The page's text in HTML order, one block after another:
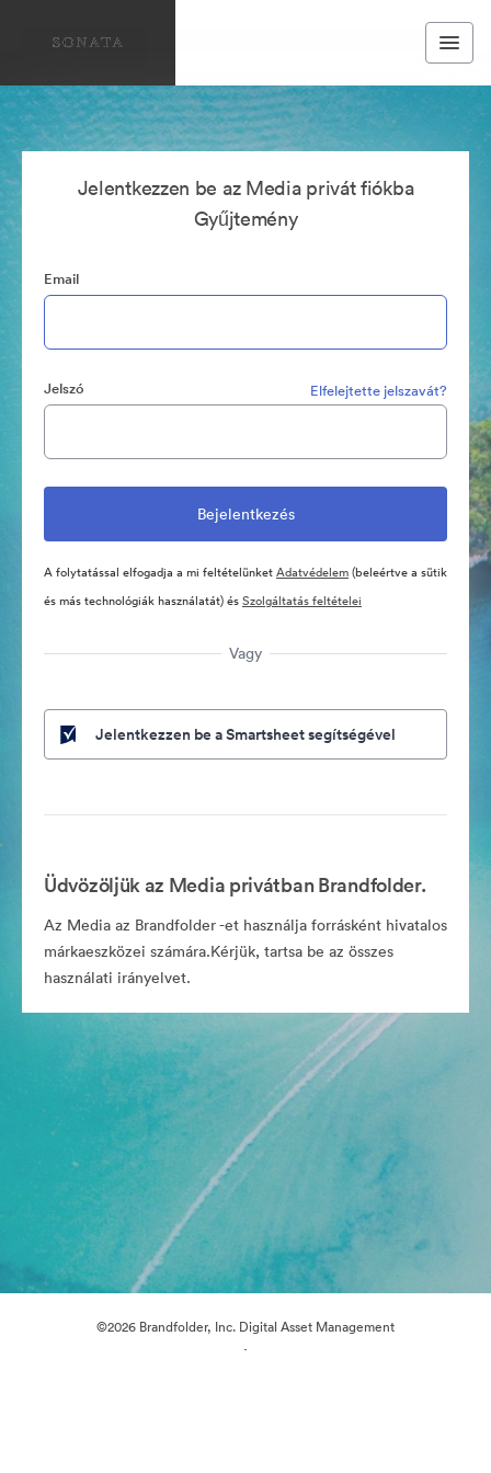
Jelentkezzen be az Media privát fiókba
Gyűjtemény
Email
Jelszó Elfelejtette jelszavát?
A folytatással elfogadja a mi feltételünketAdatvédelem(beleértve a sütik
és más technológiák használatát) ésSzolgáltatás feltételei
Vagy
Jelentkezzen be a Smartsheet segítségével
Üdvözöljük az Media privátban Brandfolder.
Az Media az Brandfolder -et használja forrásként hivatalos
márkaeszközei számára.Kérjük, tartsa be az összes
használati irányelvet.
©2026 Brandfolder, Inc. Digital Asset Management
·